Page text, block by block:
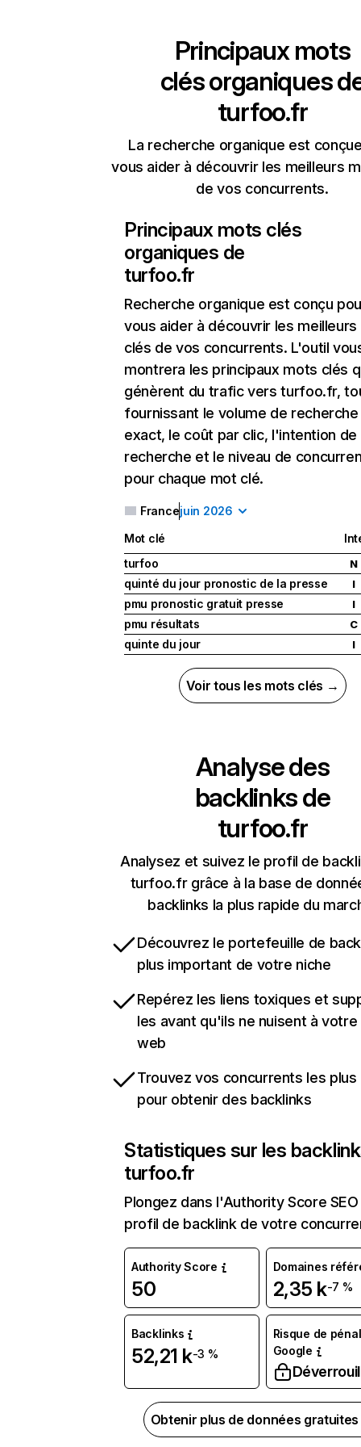
Principaux mots
clés organiques
turfoo.fr
La recherche organique est
vous aider à découvrir les meilleurs
de vos concurrents.
Principaux mots clés
organiques de
turfoo.fr
Recherche organique est conçu
vous aider à découvrir les
clés de vos concurrents. L'outil
montrera les principaux mots clés
génèrent du trafic vers turfoo.fr,
fournissant le volume de recherche
exact, le coût par clic, l'intention de
recherche et le niveau de
pour chaque mot clé.
Francejuin 2026
Mot clé
turfoo
N
quinté du jour pronostic de la presse I
pmu pronostic gratuit presse I
pmu résultats C
quinte du jour I
Voir tous les mots clés →
Analyse des
backlinks de
turfoo.fr
Analysez et suivez le profil de
turfoo.fr grâce à la base de
backlinks la plus rapide du
Découvrez le portefeuille de
plus important de votre niche
Repérez les liens toxiques et
les avant qu'ils ne nuisent à
web
Trouvez vos concurrents les
pour obtenir des backlinks
Statistiques sur les
turfoo.fr
Plongez dans l'Authority Score
profil de backlink de votre
Authority Score
50
Domaines
2,35 k-7 %
Backlinks
52,21 k-3 %
Risque de
Google
Obtenir plus de données